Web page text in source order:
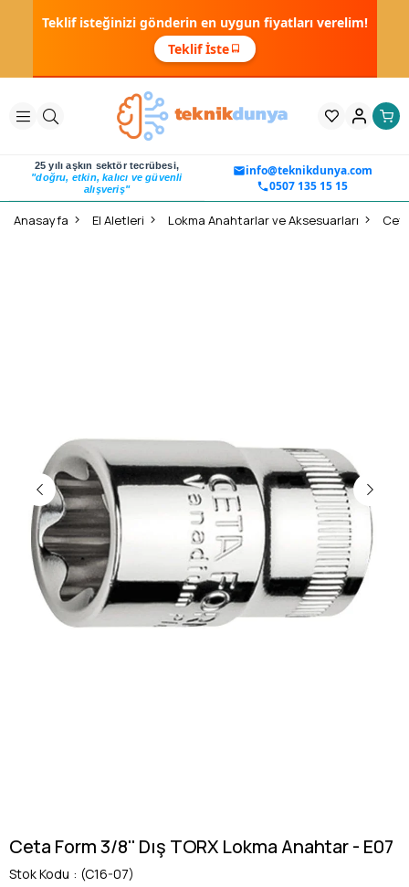
Teklif isteğinizi gönderin en uygun fiyatları verelim!
Teklif İste
25 yılı aşkın sektör tecrübesi,
"doğru, etkin, kalıcı ve güvenli
alışveriş"
info@teknikdunya.com
0507 135 15 15
Anasayfa El Aletleri Lokma Anahtarlar ve Aksesuarları
Ceta Form 3/8'' Dış TORX Lokma Anahtar - E07
Stok Kodu
(C16-07)